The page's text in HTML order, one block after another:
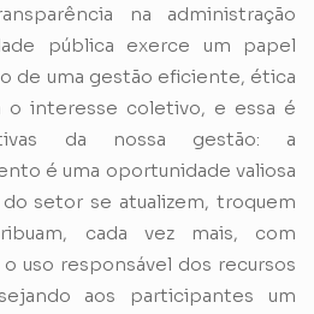
na administração
pública exerce um papel
de uma gestão eficiente, ética
interesse coletivo, e essa é
da nossa gestão: a
é uma oportunidade valiosa
setor se atualizem, troquem
cada vez mais, com
uso responsável dos recursos
aos participantes um